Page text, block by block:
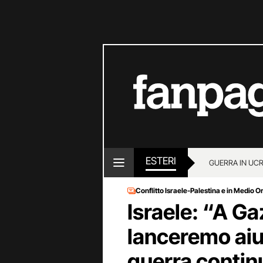
ESTERI GUERRA IN
Conflitto Israele-Palestina e in Medio
Israele: “A
lanceremo